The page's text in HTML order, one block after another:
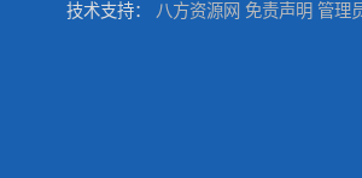
技术支持： 八方资源网 免责声明 管理